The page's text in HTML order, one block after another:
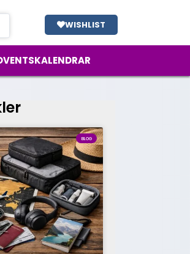
WISHLIST
BLOG